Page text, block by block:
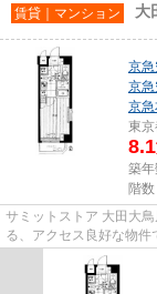
賃貸｜マンション 大
京急
京急
京急
東
8.1
築年
階
サミットストア 大田大
る、アクセス良好な物
供できるマンションです